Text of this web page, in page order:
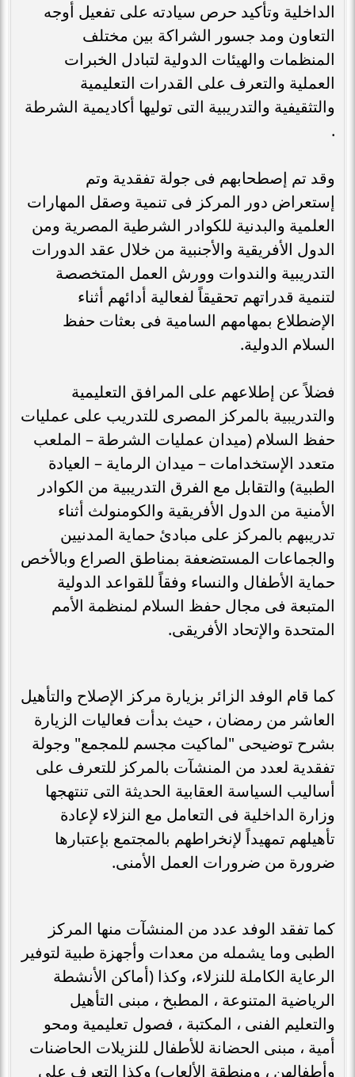
الداخلية وتأكيد حرص سيادته على تفعيل أوجه
التعاون ومد جسور الشراكة بين مختلف
المنظمات والهيئات الدولية لتبادل الخبرات
العملية والتعرف على القدرات التعليمية
والتثقيفية والتدريبية التى توليها أكاديمية الشرطة
.
وقد تم إصطحابهم فى جولة تفقدية وتم
إستعراض دور المركز فى تنمية وصقل المهارات
العلمية والبدنية للكوادر الشرطية المصرية ومن
الدول الأفريقية والأجنبية من خلال عقد الدورات
التدريبية والندوات وورش العمل المتخصصة
لتنمية قدراتهم تحقيقاً لفعالية أدائهم أثناء
الإضطلاع بمهامهم السامية فى بعثات حفظ
السلام الدولية.
فضلاً عن إطلاعهم على المرافق التعليمية
والتدريبية بالمركز المصرى للتدريب على عمليات
حفظ السلام (ميدان عمليات الشرطة – الملعب
متعدد الإستخدامات – ميدان الرماية – العيادة
الطبية) والتقابل مع الفرق التدريبية من الكوادر
الأمنية من الدول الأفريقية والكومنولث أثناء
تدريبهم بالمركز على مبادئ حماية المدنيين
والجماعات المستضعفة بمناطق الصراع وبالأخص
حماية الأطفال والنساء وفقاً للقواعد الدولية
المتبعة فى مجال حفظ السلام لمنظمة الأمم
المتحدة والإتحاد الأفريقى.
كما قام الوفد الزائر بزيارة مركز الإصلاح والتأهيل
العاشر من رمضان ، حيث بدأت فعاليات الزيارة
بشرح توضيحى "لماكيت مجسم للمجمع" وجولة
تفقدية لعدد من المنشآت بالمركز للتعرف على
أساليب السياسة العقابية الحديثة التى تنتهجها
وزارة الداخلية فى التعامل مع النزلاء لإعادة
تأهيلهم تمهيداً لإنخراطهم بالمجتمع بإعتبارها
ضرورة من ضرورات العمل الأمنى.
كما تفقد الوفد عدد من المنشآت منها المركز
الطبى وما يشمله من معدات وأجهزة طبية لتوفير
الرعاية الكاملة للنزلاء، وكذا (أماكن الأنشطة
الرياضية المتنوعة ، المطبخ ، مبنى التأهيل
والتعليم الفنى ، المكتبة ، فصول تعليمية ومحو
أمية ، مبنى الحضانة للأطفال للنزيلات الحاضنات
وأطفالهن ، ومنطقة الألعاب) وكذا التعرف على